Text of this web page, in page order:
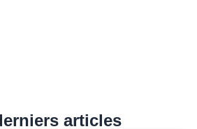
articles